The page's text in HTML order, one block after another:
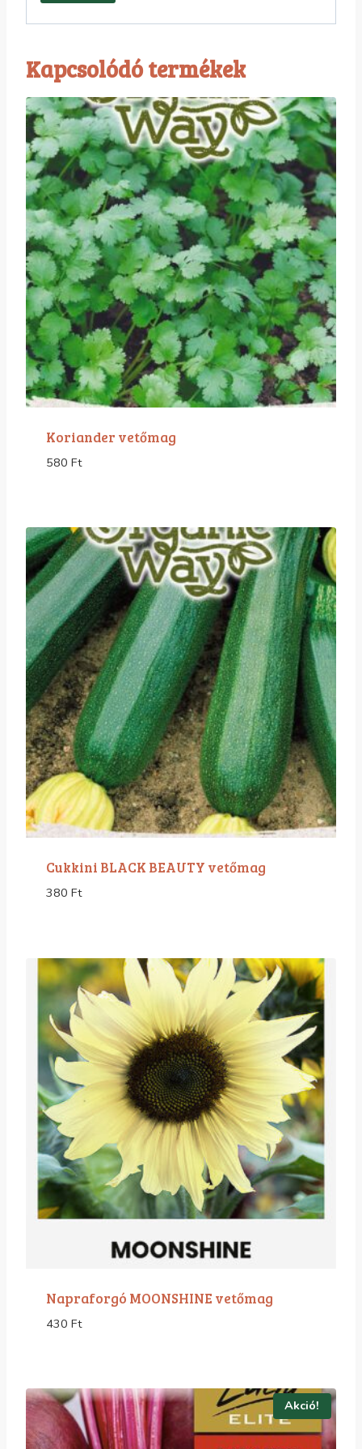
Kapcsolódó termékek
Koriander vetőmag
580 Ft
Cukkini BLACK BEAUTY vetőmag
380 Ft
Napraforgó MOONSHINE vetőmag
430 Ft
Akció!